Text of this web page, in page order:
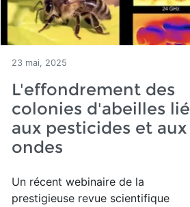
23 mai, 2025
L'effondrement des
colonies d'abeilles lié
aux pesticides et aux
ondes
Un récent webinaire de la
prestigieuse revue scientifique